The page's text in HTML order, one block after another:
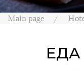
Main page